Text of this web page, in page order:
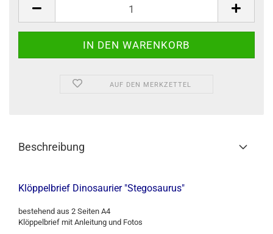
AUF DEN MERKZETTEL
Beschreibung
Klöppelbrief Dinosaurier "Stegosaurus"
bestehend aus 2 Seiten A4
Klöppelbrief mit Anleitung und Fotos